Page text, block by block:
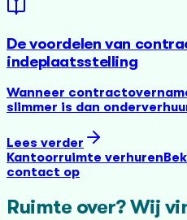
De voordelen van
indeplaatsstelling
Wanneer
slimmer is dan
Lees verder
Kantoorruimte verhuren
contact op
Ruimte over? Wij